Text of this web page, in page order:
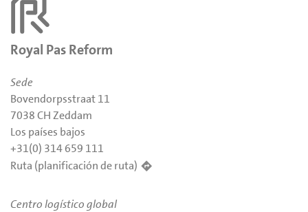
Royal Pas Reform
Sede
Bovendorpsstraat 11
7038 CH Zeddam
Los países bajos
+31(0) 314 659 111
Ruta (planificación de ruta)
Centro logístico global